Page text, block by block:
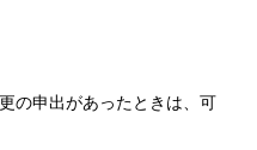
の申出があったときは、可